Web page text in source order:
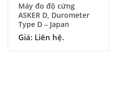
Máy đo độ cứng
ASKER D, Durometer
Type D – Japan
Giá: Liên hệ.